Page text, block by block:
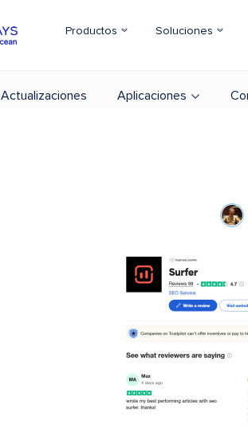
Productos Soluciones
Actualizaciones Aplicaciones